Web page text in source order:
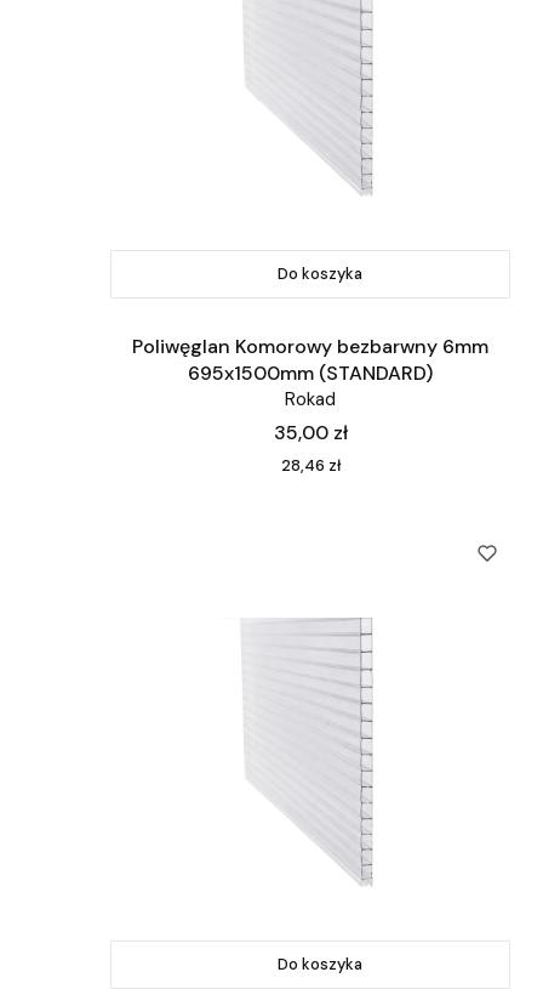
Do koszyka
Poliwęglan Komorowy bezbarwny 6mm
695x1500mm (STANDARD)
Rokad
Cena
35,00 zł
Cena
28,46 zł
Do koszyka